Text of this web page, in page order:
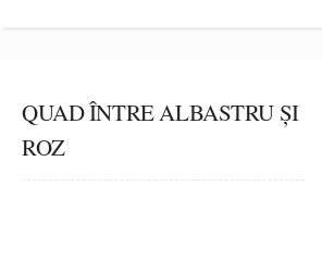
QUAD ÎNTRE ALBASTRU ȘI
ROZ